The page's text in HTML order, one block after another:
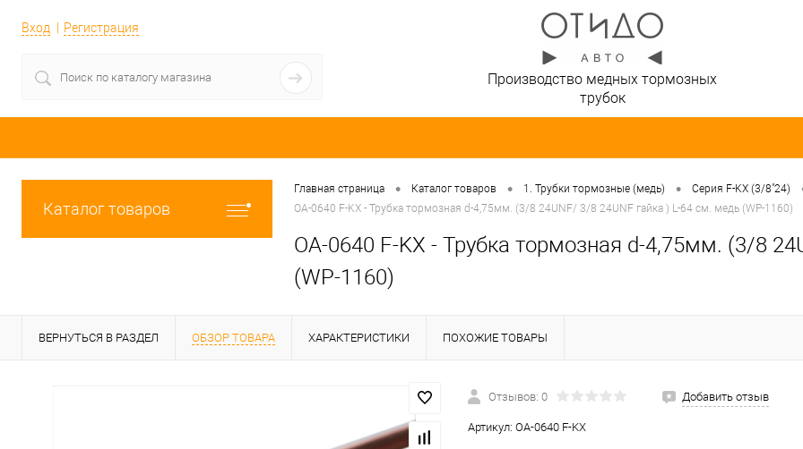
Вход Регистрация
Производство медных тормозных
трубок
Каталог товаров
Главная страница • Каталог товаров • 1. Трубки тормозные (медь) • Серия F-KX (3/8"24)
OA-0640 F-KX - Трубка тормозная d-4,75мм. (3/8 24UNF/ 3/8 24UNF гайка ) L-64 см. медь (WP-1160)
OA-0640 F-KX - Трубка тормозная d-4,75мм. (3/8
(WP-1160)
ВЕРНУТЬСЯ В РАЗДЕЛ ОБЗОР ТОВАРА ХАРАКТЕРИСТИКИ ПОХОЖИЕ ТОВАРЫ
Отзывов: 0 Добавить отзыв
Артикул: OA-0640 F-KX